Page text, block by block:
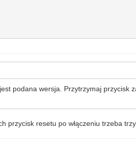
podana wersja. Przytrzymaj
przycisk resetu po włączeniu trzeba